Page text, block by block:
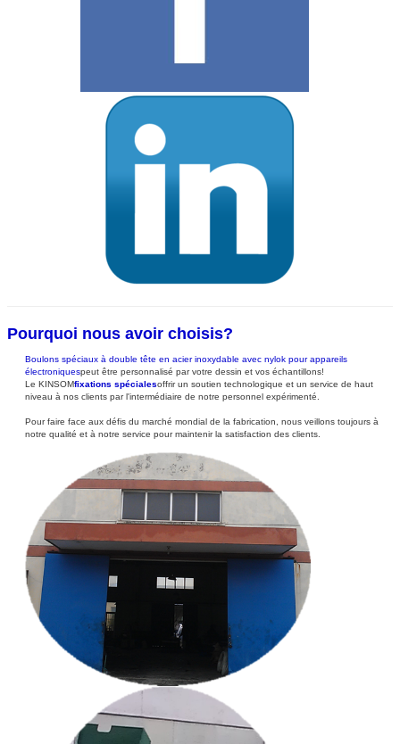
Pourquoi nous avoir choisis?
Boulons spéciaux à double tête en acier inoxydable avec nylok pour appareils
électroniquespeut être personnalisé par votre dessin et vos échantillons!
Le KINSOMfixations spécialesoffrir un soutien technologique et un service de haut
niveau à nos clients par l'intermédiaire de notre personnel expérimenté.
Pour faire face aux défis du marché mondial de la fabrication, nous veillons toujours à
notre qualité et à notre service pour maintenir la satisfaction des clients.